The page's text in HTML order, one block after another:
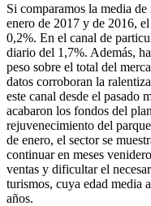
Si comparamos la media
enero de 2017 y de 2016,
0,2%. En el canal de
diario del 1,7%. Además,
peso sobre el total del
datos corroboran la
este canal desde el pasado
acabaron los fondos del
rejuvenecimiento del
de enero, el sector se
continuar en meses
ventas y dificultar el
turismos, cuya edad media
años.